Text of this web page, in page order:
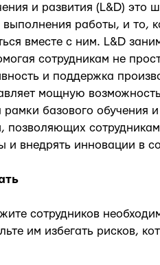
и развития (L&D)
работы, и то,
вместе с ним. L&D
сотрудникам не
и поддержка
мощную
рамки базового обучения
позволяющих
и внедрять инновации в
сотрудников
им избегать рисков,